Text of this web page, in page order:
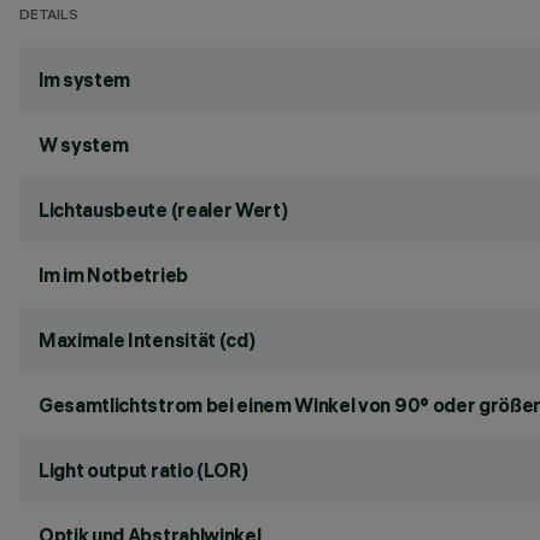
DETAILS
lm system
W system
Lichtausbeute (realer Wert)
lm im Notbetrieb
Maximale Intensität (cd)
Gesamtlichtstrom bei einem Winkel von 90° oder
Light output ratio (LOR)
Optik und Abstrahlwinkel